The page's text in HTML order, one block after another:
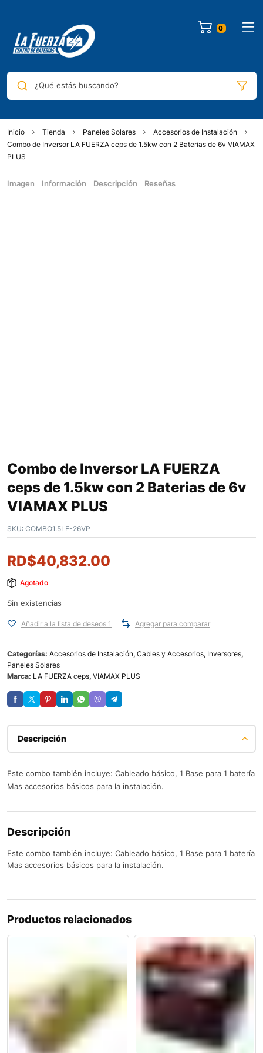
¿Qué estás buscando?
Inicio Tienda Paneles Solares
Accesorios de Instalación
Combo de Inversor LA FUERZA ceps de 1.5kw con 2 Baterias de 6v VIAMAX
PLUS
Imagen Información Descripción Reseñas
Combo de Inversor LA FUERZA
ceps de 1.5kw con 2 Baterias de 6v
VIAMAX PLUS
SKU: COMBO1.5LF-26VP
RD$40,832.00
Agotado
Sin existencias
Añadir a la lista de deseos 1 Agregar para comparar
Categorías: Accesorios de Instalación, Cables y Accesorios, Inversores,
Paneles Solares
Marca: LA FUERZA ceps, VIAMAX PLUS
Descripción
Este combo también incluye: Cableado básico, 1 Base para 1 batería
Mas accesorios básicos para la instalación.
Descripción
Este combo también incluye: Cableado básico, 1 Base para 1 batería
Mas accesorios básicos para la instalación.
Productos relacionados